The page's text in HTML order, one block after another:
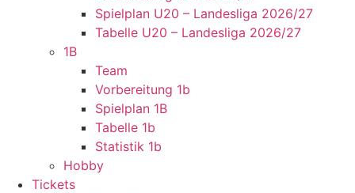
Spielplan U20 – Landesliga 2026/27
Tabelle U20 – Landesliga 2026/27
1B
Team
Vorbereitung 1b
Spielplan 1B
Tabelle 1b
Statistik 1b
Hobby
Tickets